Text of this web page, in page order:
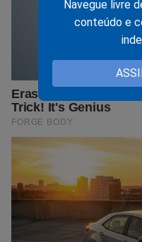
Navegue livre
conteúdo e